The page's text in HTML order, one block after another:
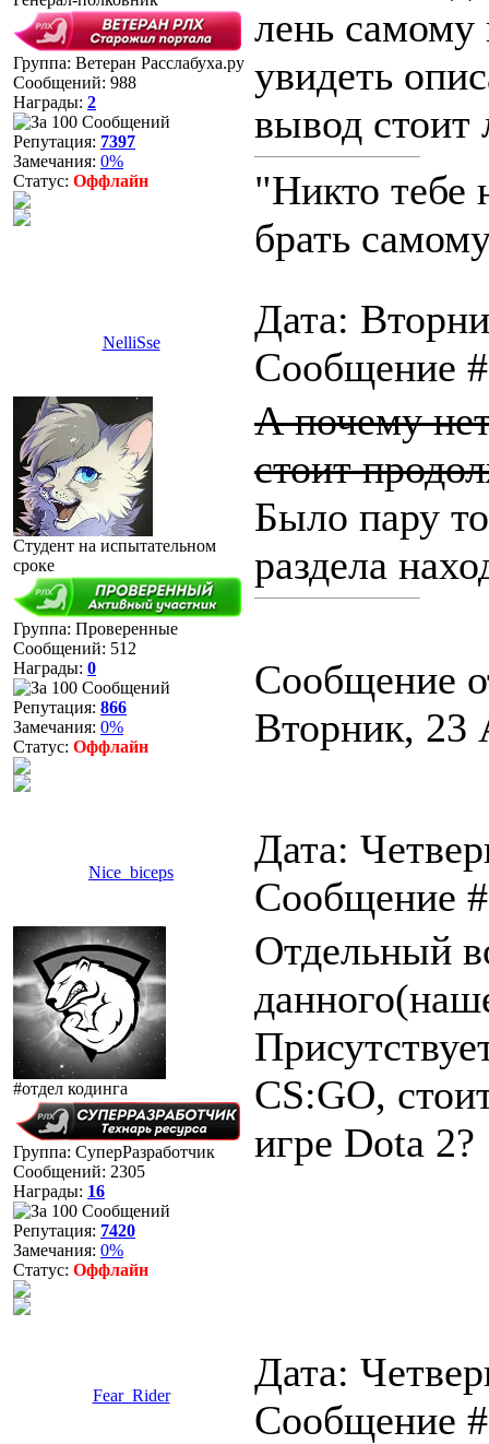
Группа: Ветеран Расслабуха.ру
Сообщений: 988
Награды: 2
Репутация: 7397
Замечания: 0%
Статус: Оффлайн
лень самому
увидеть
вывод стоит
"Никто тебе
брать
NelliSse
Дата:
Сообщение
Студент на испытательном
сроке
Группа: Проверенные
Сообщений: 512
Награды: 0
Репутация: 866
Замечания: 0%
Статус: Оффлайн
А почему
стоит
Было пару
раздела
Сообщение
Вторник, 23
Nice_biceps
Дата:
Сообщение
#отдел кодинга
Группа: СуперРазработчик
Сообщений: 2305
Награды: 16
Репутация: 7420
Замечания: 0%
Статус: Оффлайн
Отдельный
CS:GO,
игре Dota 2?
Fear_Rider
Дата:
Сообщение